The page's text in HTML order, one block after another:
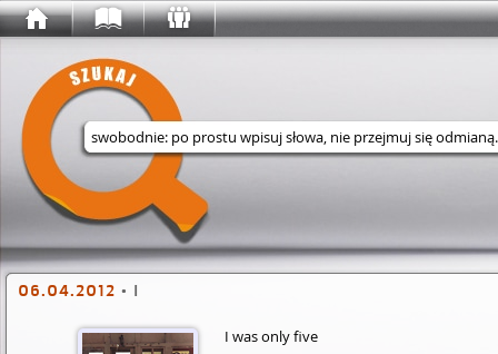
Wyszukaj w serwisie
06.04.2012 • I
I was only five